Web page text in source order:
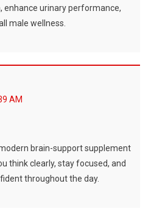
enhance urinary performance,
male wellness.
AM
brain-support supplement
think clearly, stay focused, and
throughout the day.